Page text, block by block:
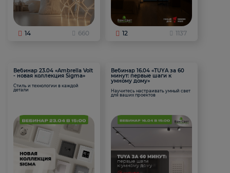
14 660 12 1137
Вебинар 23.04 «Ambrella Volt
- новая коллекция Sigma»
Стиль и технологии в каждой
детали
Вебинар 16.04 «TUYA за 60
минут: первые шаги к
умному дому»
Научитесь настраивать умный свет
для ваших проектов